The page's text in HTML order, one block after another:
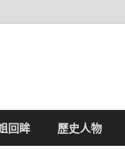
回眸 歷史人物